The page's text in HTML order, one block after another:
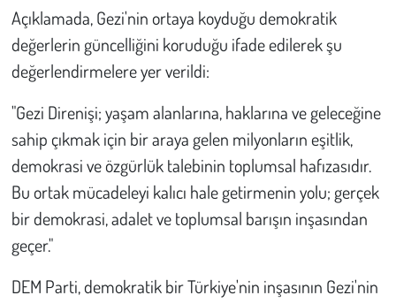
Açıklamada, Gezi'nin ortaya koyduğu demokratik
değerlerin güncelliğini koruduğu ifade edilerek şu
değerlendirmelere yer verildi:
"Gezi Direnişi; yaşam alanlarına, haklarına ve geleceğine
sahip çıkmak için bir araya gelen milyonların eşitlik,
demokrasi ve özgürlük talebinin toplumsal hafızasıdır.
Bu ortak mücadeleyi kalıcı hale getirmenin yolu; gerçek
bir demokrasi, adalet ve toplumsal barışın inşasından
geçer."
DEM Parti, demokratik bir Türkiye'nin inşasının Gezi'nin
Tarih
Hukuk
Tarım
Son Dakika
Kent
Eğlence